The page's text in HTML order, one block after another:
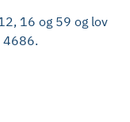
16 og 59 og lov
4686.